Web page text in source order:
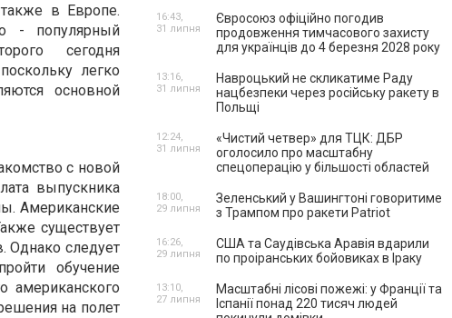
в Европе.
- популярный
сегодня
легко
основной
с новой
выпускника
Американские
существует
Однако следует
обучение
американского
на полет
Євросоюз офіційно погодив
продовження тимчасового захисту
для українців до 4 березня 2028 року
16:43,
31 липня
Навроцький не скликатиме Раду
нацбезпеки через російську ракету в
Польщі
13:16,
31 липня
«Чистий четвер» для ТЦК: ДБР
оголосило про масштабну
спецоперацію у більшості областей
12:24,
31 липня
Зеленський у Вашингтоні говоритиме
з Трампом про ракети Patriot
18:00,
29 липня
США та Саудівська Аравія вдарили
по проіранських бойовиках в Іраку
16:26,
29 липня
Масштабні лісові пожежі: у Франції та
Іспанії понад 220 тисяч людей
13:10,
27 липня